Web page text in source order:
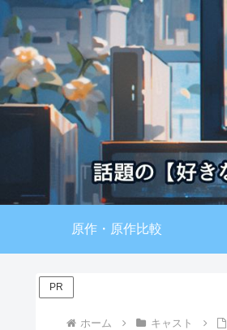
原作・原作比較
PR
ホーム キャスト